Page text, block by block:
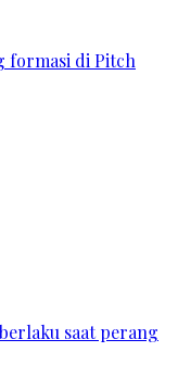
formasi di Pitch
saat perang